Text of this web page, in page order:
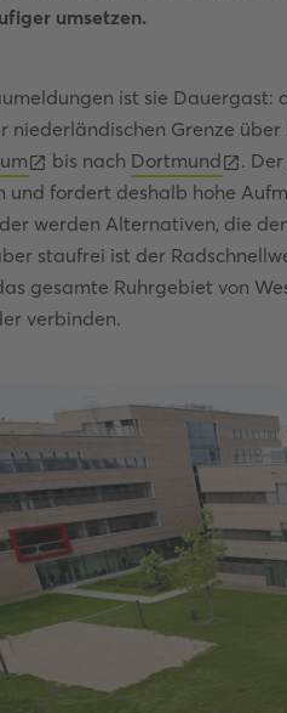
umsetzen.
ist sie
niederländischen Grenze über
bis nach Dortmund
.
und fordert deshalb hohe
werden Alternativen, die
staufrei ist der
gesamte Ruhrgebiet von
verbinden.